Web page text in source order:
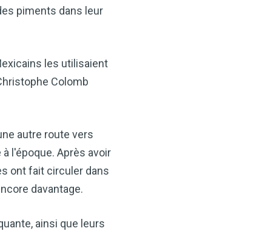
piments dans leur
les utilisaient
Colomb
autre route vers
l'époque. Après avoir
ont fait circuler dans
davantage.
ainsi que leurs